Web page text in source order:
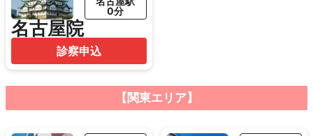
名古屋院
0分
診察申込
【関東エリア】